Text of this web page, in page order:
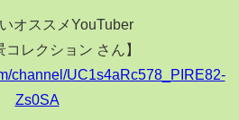
オススメYouTuber
コレクション さん】
channel/UC1s4aRc578_PIRE82-
Zs0SA